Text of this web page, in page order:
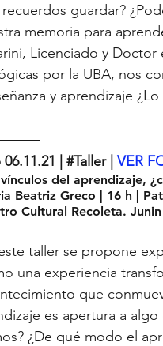
guardar?
memoria para
Licenciado y Doctor
por la UBA, nos
y aprendizaje ¿Lo
06.11.21 | #Taller | VER
del aprendizaje,
Beatriz Greco | 16 h |
Cultural Recoleta.
taller se propone
una experiencia
que
es apertura a
¿De qué modo el